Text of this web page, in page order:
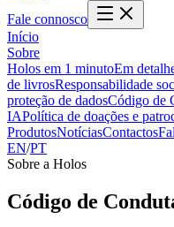
Fale connosco
Início
Sobre
Holos em 1 minutoEm
de livrosResponsabilidade
proteção de dadosCódigo de
IAPolítica de doações e
ProdutosNotíciasContactos
EN/PT
Sobre a Holos
Código de